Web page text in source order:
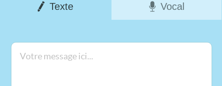
Texte Vocal